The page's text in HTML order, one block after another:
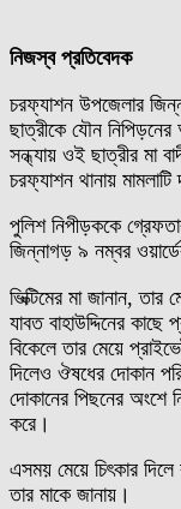
নিজস্ব প্রতিবেদক
চরফ্যাশন উপজেলার
ছাত্রীকে যৌন
সন্ধ্যায় ওই ছাত্রীর মা
চরফ্যাশন থানায়
পুলিশ নিপীড়ককে
জিন্নাগড় ৯ নম্বর
ভিক্টিমের মা জানান,
যাবত বাহাউদ্দিনের
বিকেলে তার মেয়ে
দিলেও ঔষধের দোকান
দোকানের পিছনের অংশে
করে।
এসময় মেয়ে চিৎকার দিলে
তার মাকে জানায়।